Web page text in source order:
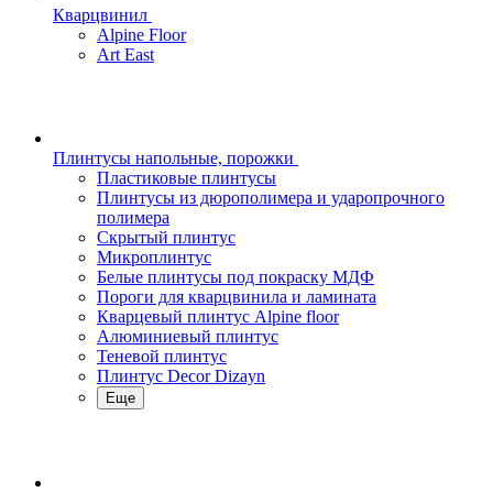
Кварцвинил
Alpine Floor
Art East
Плинтусы напольные, порожки
Пластиковые плинтусы
Плинтусы из дюрополимера и ударопрочного
полимера
Скрытый плинтус
Микроплинтус
Белые плинтусы под покраску МДФ
Пороги для кварцвинила и ламината
Кварцевый плинтус Alpine floor
Алюминиевый плинтус
Теневой плинтус
Плинтус Decor Dizayn
Еще